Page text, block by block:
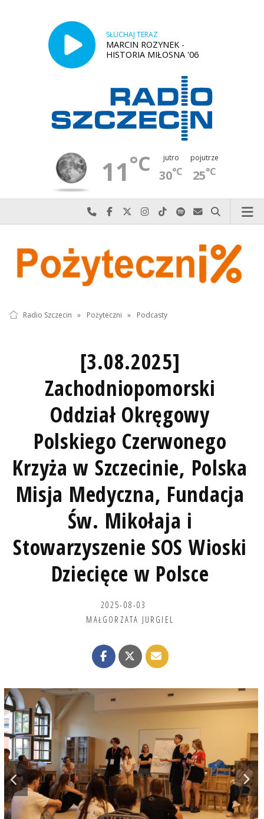
SŁUCHAJ TERAZ
MARCIN ROZYNEK -
HISTORIA MIŁOSNA '06
11°C jutro
30°C
pojutrze
25°C
Najlepiej po prostu do nas zadzwoń
Odwiedź nas na Facebook-u
Odwiedź nas na X
Odwiedź nas na Instagram-ie
Odwiedź nas na TikTok-u
Szukaj nas na Spotify
Wyślij do nas
Szukaj
Radio Szczecin » Pożyteczni » Podcasty
[3.08.2025]
Zachodniopomorski
Oddział Okręgowy
Polskiego Czerwonego
Krzyża w Szczecinie, Polska
Misja Medyczna, Fundacja
Św. Mikołaja i
Stowarzyszenie SOS Wioski
Dziecięce w Polsce
2025-08-03
MAŁGORZATA JURGIEL